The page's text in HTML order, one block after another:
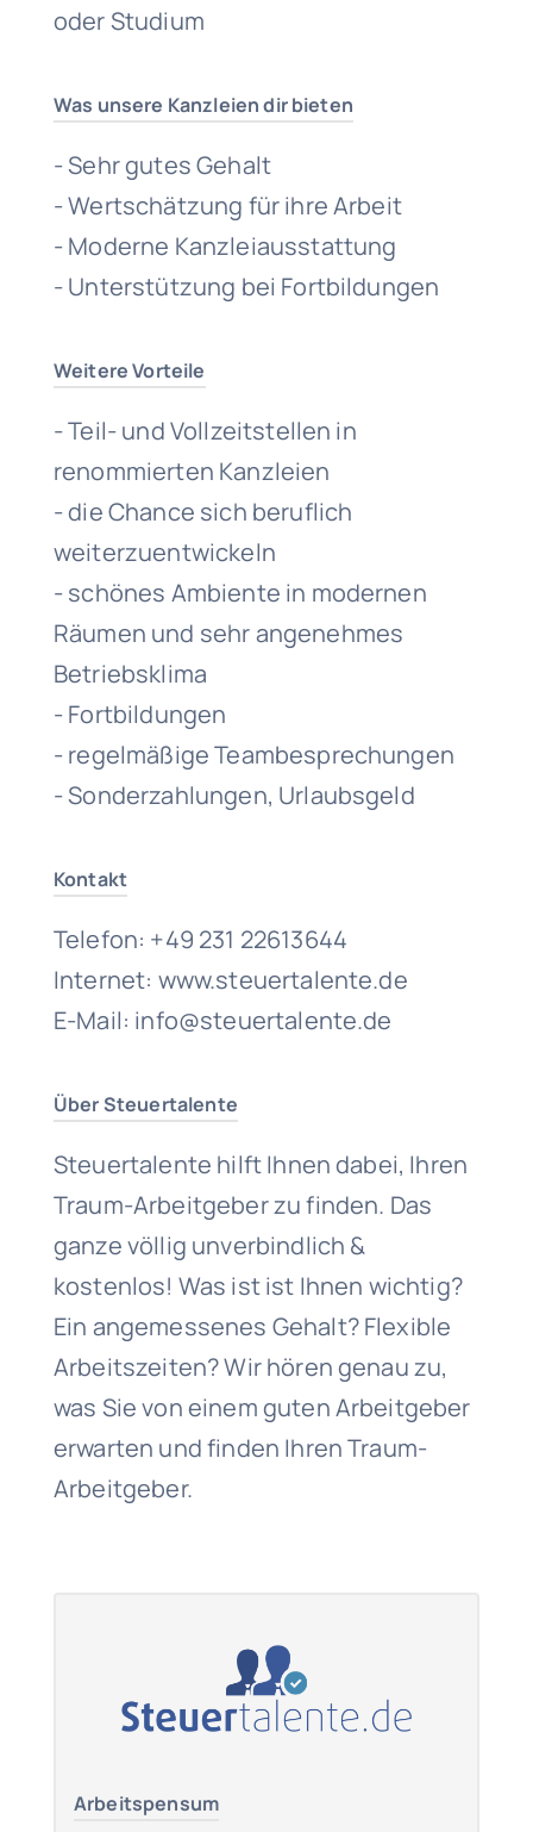
oder Studium
Was unsere Kanzleien dir bieten
- Sehr gutes Gehalt
- Wertschätzung für ihre Arbeit
- Moderne Kanzleiausstattung
- Unterstützung bei Fortbildungen
Weitere Vorteile
- Teil- und Vollzeitstellen in
renommierten Kanzleien
- die Chance sich beruflich
weiterzuentwickeln
- schönes Ambiente in modernen
Räumen und sehr angenehmes
Betriebsklima
- Fortbildungen
- regelmäßige Teambesprechungen
- Sonderzahlungen, Urlaubsgeld
Kontakt
Telefon: +49 231 22613644
Internet: www.steuertalente.de
E-Mail: info@steuertalente.de
Über Steuertalente
Steuertalente hilft Ihnen dabei, Ihren
Traum-Arbeitgeber zu finden. Das
ganze völlig unverbindlich &
kostenlos! Was ist ist Ihnen wichtig?
Ein angemessenes Gehalt? Flexible
Arbeitszeiten? Wir hören genau zu,
was Sie von einem guten Arbeitgeber
erwarten und finden Ihren Traum-
Arbeitgeber.
Arbeitspensum